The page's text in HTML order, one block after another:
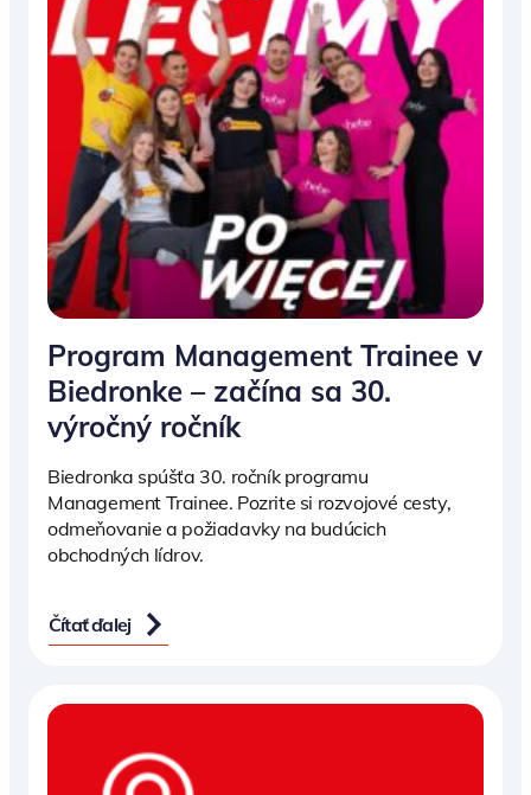
Program Management Trainee v
Biedronke – začína sa 30.
výročný ročník
Biedronka spúšťa 30. ročník programu
Management Trainee. Pozrite si rozvojové cesty,
odmeňovanie a požiadavky na budúcich
obchodných lídrov.
Čítať ďalej